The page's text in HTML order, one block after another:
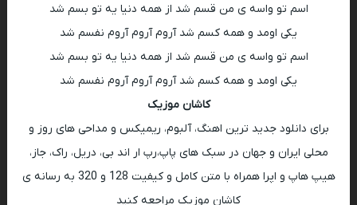
اسم تو واسه ی من قسم شد از همه دنیا یه تو بسم شد
یکی اومد و همه کسم شد آروم آروم آروم نفسم شد
اسم تو واسه ی من قسم شد از همه دنیا یه تو بسم شد
یکی اومد و همه کسم شد آروم آروم آروم نفسم شد
کاشان موزیک
برای دانلود جدید ترین اهنگ، آلبوم، ریمیکس و مداحی های روز و
محلی ایران و جهان در سبک های پاپ،رپ ار اند بی، دریل، راک، جاز،
هیپ هاپ و اپرا همراه با متن کامل و کیفیت 128 و 320 به رسانه ی
کاشان موزیک مراجعه کنید